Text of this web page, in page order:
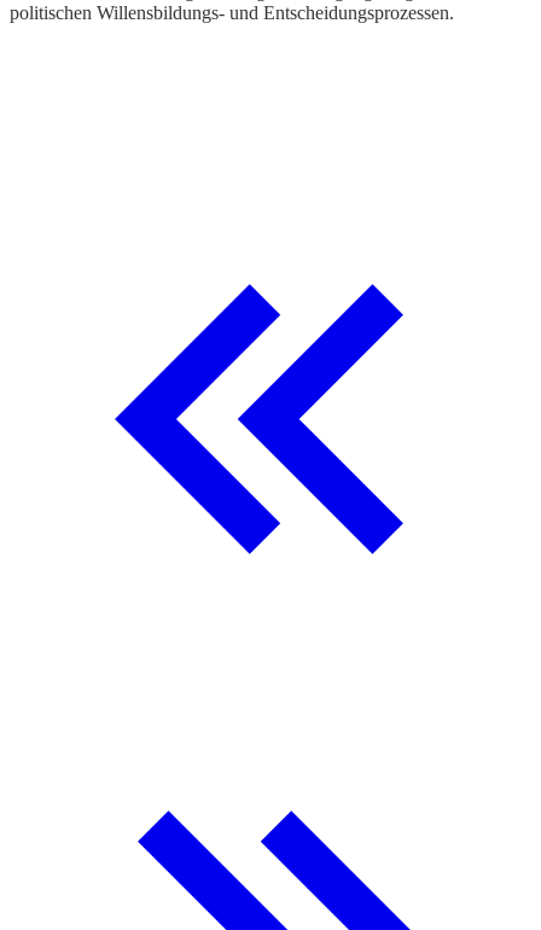
politischen Willensbildungs- und Entscheidungsprozessen.